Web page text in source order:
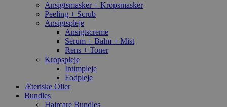
Ansigtsmasker + Kropsmasker
Peeling + Scrub
Ansigtspleje
Ansigtscreme
Serum + Balm + Mist
Rens + Toner
Kropspleje
Intimpleje
Fodpleje
Æteriske Olier
Bundles
Haircare Bundles